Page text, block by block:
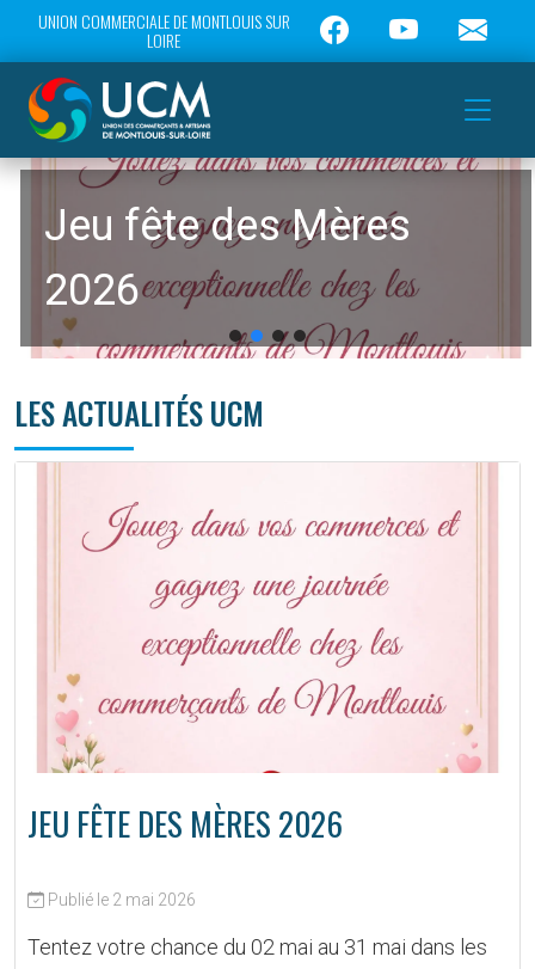
UNION COMMERCIALE DE MONTLOUIS SUR
LOIRE
Jeu fête des Mères
2026
LES ACTUALITÉS UCM
JEU FÊTE DES MÈRES 2026
Publié le 2 mai 2026
Tentez votre chance du 02 mai au 31 mai dans les